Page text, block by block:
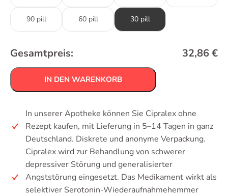
90 pill 60 pill 30 pill
Gesamtpreis: 32,86€
IN DEN WARENKORB
In unserer Apotheke können Sie Cipralex ohne
Rezept kaufen, mit Lieferung in 5–14 Tagen in ganz
Deutschland. Diskrete und anonyme Verpackung.
Cipralex wird zur Behandlung von schwerer
depressiver Störung und generalisierter
Angststörung eingesetzt. Das Medikament wirkt als
selektiver Serotonin-Wiederaufnahmehemmer